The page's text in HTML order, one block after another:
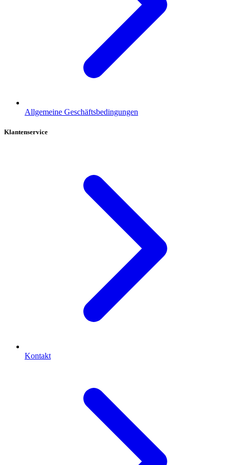
Allgemeine Geschäftsbedingungen
Klantenservice
Kontakt